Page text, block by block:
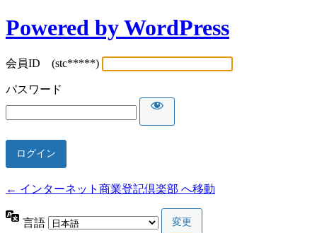
Powered by WordPress
会員ID (stc*****)
パスワード
← インターネット商業登記倶楽部 へ移動
言語